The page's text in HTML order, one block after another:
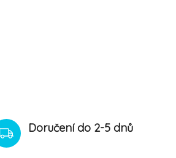
Doručení do 2-5 dnů